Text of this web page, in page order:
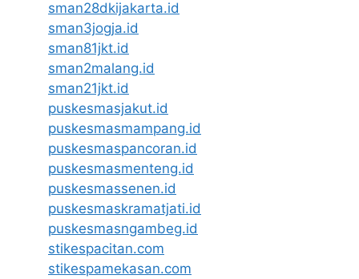
sman28dkijakarta.id
sman3jogja.id
sman81jkt.id
sman2malang.id
sman21jkt.id
puskesmasjakut.id
puskesmasmampang.id
puskesmaspancoran.id
puskesmasmenteng.id
puskesmassenen.id
puskesmaskramatjati.id
puskesmasngambeg.id
stikespacitan.com
stikespamekasan.com